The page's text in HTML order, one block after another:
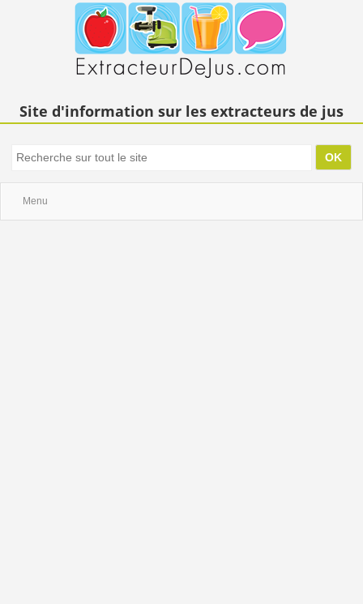
Site d'information sur les extracteurs de jus
Menu